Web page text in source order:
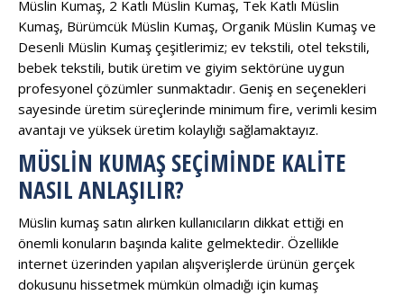
Müslin Kumaş, 2 Katlı Müslin Kumaş, Tek Katlı Müslin
Kumaş, Bürümcük Müslin Kumaş, Organik Müslin Kumaş ve
Desenli Müslin Kumaş çeşitlerimiz; ev tekstili, otel tekstili,
bebek tekstili, butik üretim ve giyim sektörüne uygun
profesyonel çözümler sunmaktadır. Geniş en seçenekleri
sayesinde üretim süreçlerinde minimum fire, verimli kesim
avantajı ve yüksek üretim kolaylığı sağlamaktayız.
MÜSLIN KUMAŞ SEÇIMINDE KALITE
NASIL ANLAŞILIR?
Müslin kumaş satın alırken kullanıcıların dikkat ettiği en
önemli konuların başında kalite gelmektedir. Özellikle
internet üzerinden yapılan alışverişlerde ürünün gerçek
dokusunu hissetmek mümkün olmadığı için kumaş